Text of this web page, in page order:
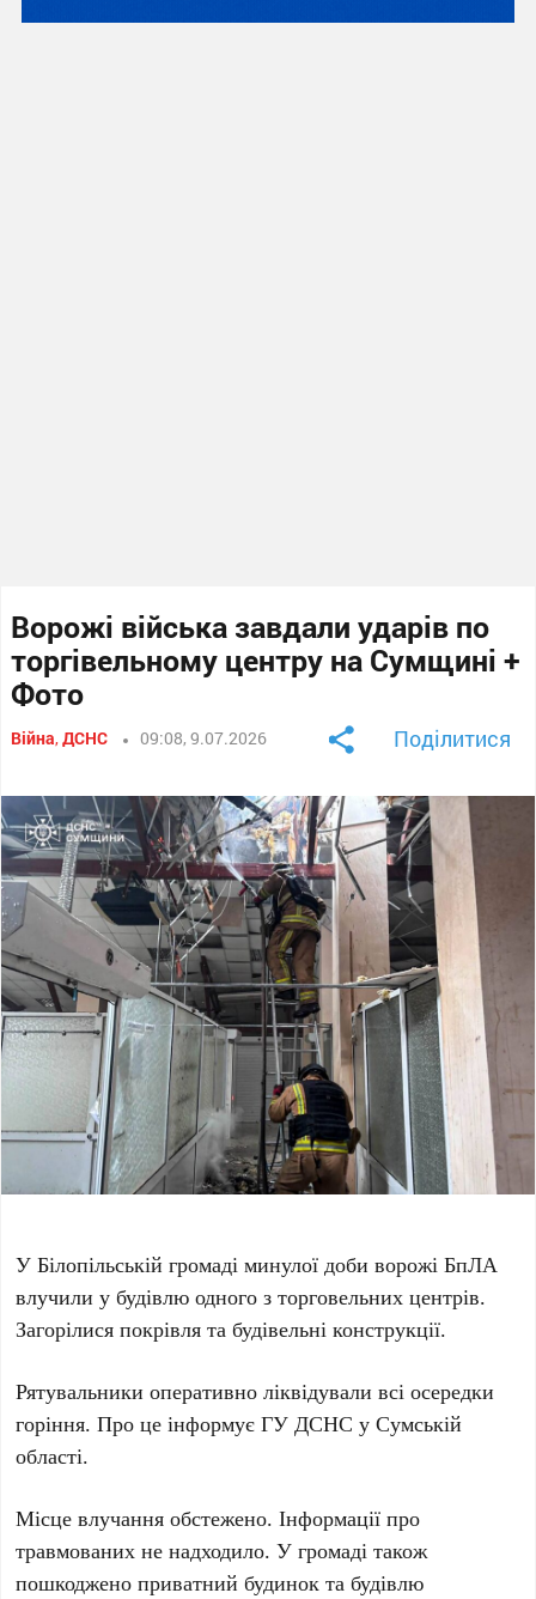
Ворожі війська завдали ударів по
торгівельному центру на Сумщині +
Фото
Війна,ДСНС 09:08, 9.07.2026 Поділитися
У Білопільській громаді минулої доби ворожі БпЛА
влучили у будівлю одного з торговельних центрів.
Загорілися покрівля та будівельні конструкції.
Рятувальники оперативно ліквідували всі осередки
горіння. Про це інформує ГУ ДСНС у Сумській
області.
Місце влучання обстежено. Інформації про
травмованих не надходило. У громаді також
пошкоджено приватний будинок та будівлю